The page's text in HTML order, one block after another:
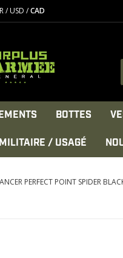
/USD /CAD
BOTTES
MILITAIRE / USAGÉ
PERFECT POINT SPIDER